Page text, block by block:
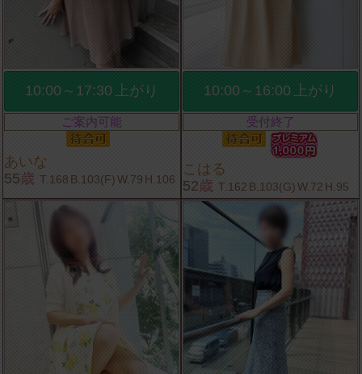
10:00～17:30 上がり
ご案内可能
あいな
55歳 T.168 B.103(F) W.79 H.106
10:00～16:00 上がり
受付終了
こはる
52歳 T.162 B.103(G) W.72 H.95